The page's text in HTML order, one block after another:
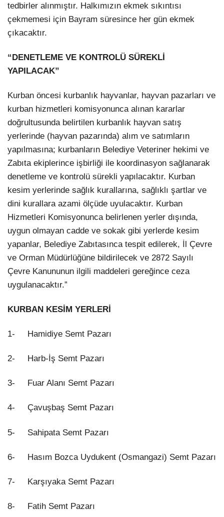
tedbirler alınmıştır. Halkımızın ekmek sıkıntısı
çekmemesi için Bayram süresince her gün ekmek
çıkacaktır.
“DENETLEME VE KONTROLÜ SÜREKLİ
YAPILACAK”
Kurban öncesi kurbanlık hayvanlar, hayvan pazarları ve
kurban hizmetleri komisyonunca alınan kararlar
doğrultusunda belirtilen kurbanlık hayvan satış
yerlerinde (hayvan pazarında) alım ve satımların
yapılmasına; kurbanların Belediye Veteriner hekimi ve
Zabıta ekiplerince işbirliği ile koordinasyon sağlanarak
denetleme ve kontrolü sürekli yapılacaktır. Kurban
kesim yerlerinde sağlık kurallarına, sağlıklı şartlar ve
dini kurallara azami ölçüde uyulacaktır. Kurban
Hizmetleri Komisyonunca belirlenen yerler dışında,
uygun olmayan cadde ve sokak gibi yerlerde kesim
yapanlar, Belediye Zabıtasınca tespit edilerek, İl Çevre
ve Orman Müdürlüğüne bildirilecek ve 2872 Sayılı
Çevre Kanununun ilgili maddeleri gereğince ceza
uygulanacaktır.”
KURBAN KESİM YERLERİ
1- Hamidiye Semt Pazarı
2- Harb-İş Semt Pazarı
3- Fuar Alanı Semt Pazarı
4- Çavuşbaş Semt Pazarı
5- Sahipata Semt Pazarı
6- Hasım Bozca Uydukent (Osmangazi) Semt Pazarı
7- Karşıyaka Semt Pazarı
8- Fatih Semt Pazarı